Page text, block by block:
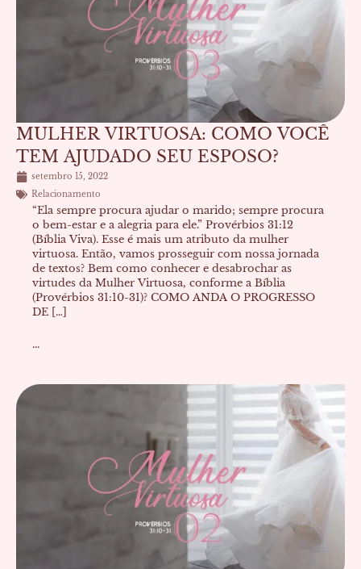
MULHER VIRTUOSA: COMO VOCÊ
TEM AJUDADO SEU ESPOSO?
setembro 15, 2022
Relacionamento
“Ela sempre procura ajudar o marido; sempre procura
o bem-estar e a alegria para ele.” Provérbios 31:12
(Bíblia Viva). Esse é mais um atributo da mulher
virtuosa. Então, vamos prosseguir com nossa jornada
de textos? Bem como conhecer e desabrochar as
virtudes da Mulher Virtuosa, conforme a Bíblia
(Provérbios 31:10-31)? COMO ANDA O PROGRESSO
DE […]
...